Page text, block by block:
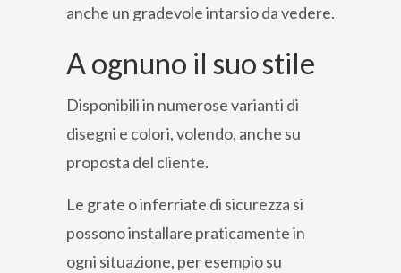
anche un gradevole intarsio da vedere.
A ognuno il suo stile
Disponibili in numerose varianti di
disegni e colori, volendo, anche su
proposta del cliente.
Le grate o inferriate di sicurezza si
possono installare praticamente in
ogni situazione, per esempio su